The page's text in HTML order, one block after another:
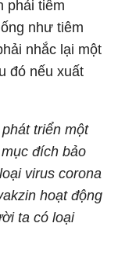
phải tiêm
như tiêm
nhắc lại một
đó nếu xuất
triển một
đích bảo
virus corona
hoạt động
ta có loại